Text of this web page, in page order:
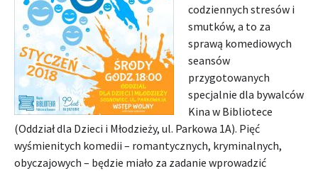
codziennych stresów i
smutków, a to za
sprawą komediowych
seansów
przygotowanych
specjalnie dla bywalców
Kina w Bibliotece
(Oddział dla Dzieci i Młodzieży, ul. Parkowa 1A). Pięć
wyśmienitych komedii – romantycznych, kryminalnych,
obyczajowych – będzie miało za zadanie wprowadzić